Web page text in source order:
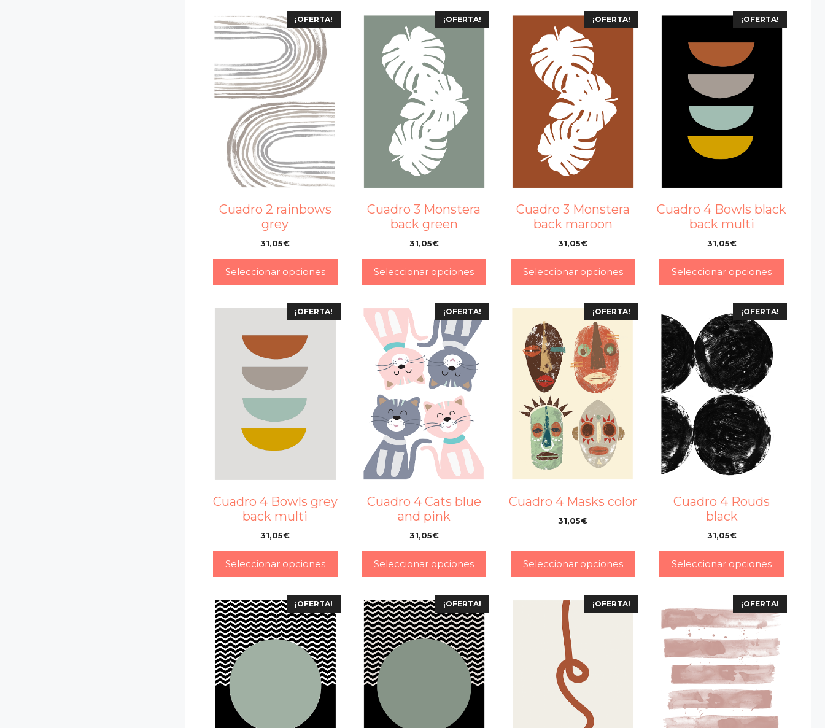
¡OFERTA!
Cuadro 2 rainbows
grey
31,05€
Seleccionar opciones
¡OFERTA!
Cuadro 3 Monstera
back green
31,05€
Seleccionar opciones
¡OFERTA!
Cuadro 3 Monstera
back maroon
31,05€
Seleccionar opciones
¡OFERTA!
Cuadro 4 Bowls black
back multi
31,05€
Seleccionar opciones
¡OFERTA!
Cuadro 4 Bowls grey
back multi
31,05€
Seleccionar opciones
¡OFERTA!
Cuadro 4 Cats blue
and pink
31,05€
Seleccionar opciones
¡OFERTA!
Cuadro 4 Masks color
31,05€
Seleccionar opciones
¡OFERTA!
Cuadro 4 Rouds
black
31,05€
Seleccionar opciones
¡OFERTA! ¡OFERTA! ¡OFERTA! ¡OFERTA!